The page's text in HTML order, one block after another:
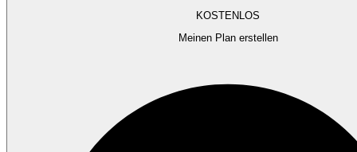
KOSTENLOS
Meinen Plan erstellen